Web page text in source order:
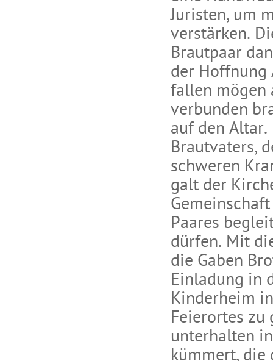
Juristen, um
verstärken.
Brautpaar
der Hoffnung
fallen mögen
verbunden
auf den
Brautvaters,
schweren
galt der
Paares
dürfen. Mit
die Gaben
Einladung in
Kinderheim
Feierortes zu
unterhalten
kümmert, die